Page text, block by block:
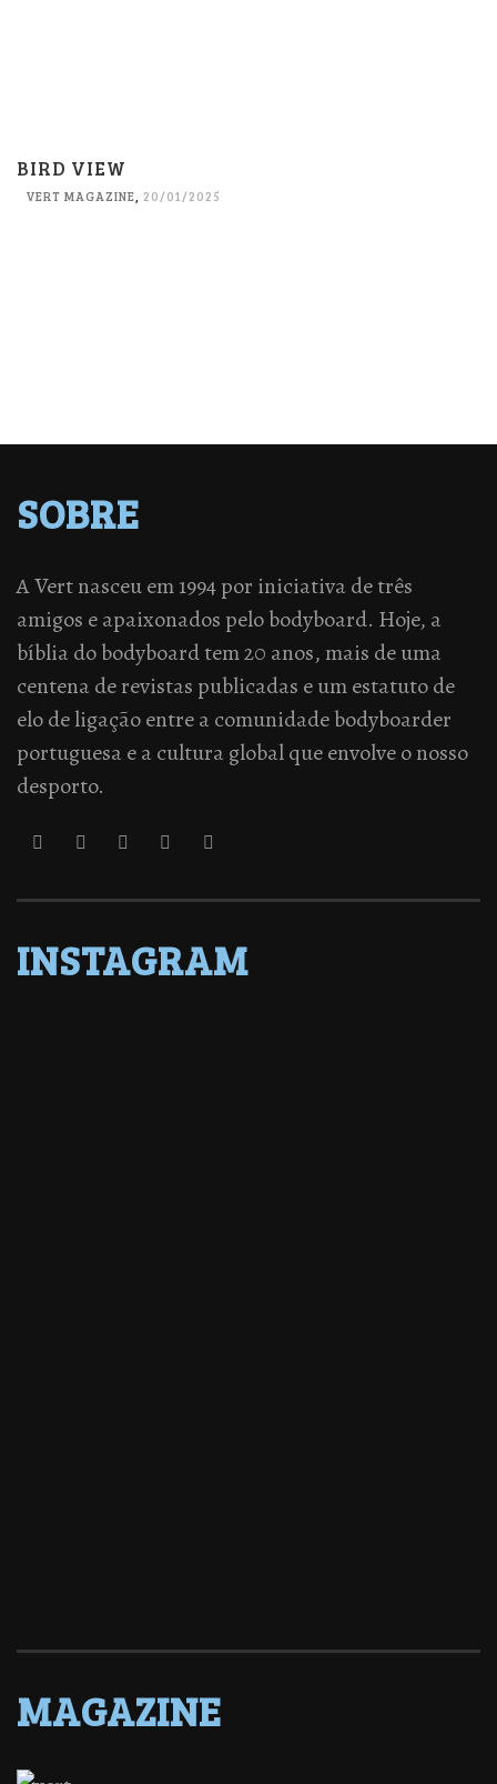
BIRD VIEW
VERT MAGAZINE, 20/01/2025
SOBRE
A Vert nasceu em 1994 por iniciativa de três
amigos e apaixonados pelo bodyboard. Hoje, a
bíblia do bodyboard tem 20 anos, mais de uma
centena de revistas publicadas e um estatuto de
elo de ligação entre a comunidade bodyboarder
portuguesa e a cultura global que envolve o nosso
desporto.
INSTAGRAM
MAGAZINE